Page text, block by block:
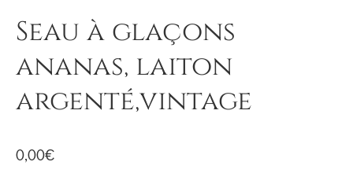
Seau à glaçons
ananas, laiton
argenté,vintage
0,00€